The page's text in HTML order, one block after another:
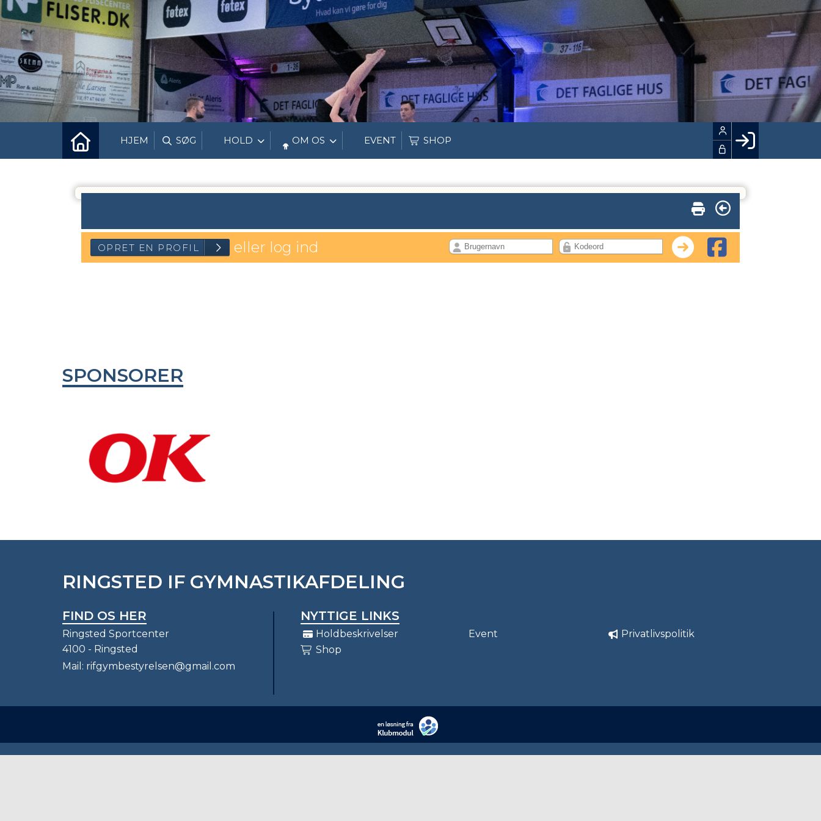
HJEM SØG HOLD OM OS EVENT SHOP
eller log ind
SPONSORER
RINGSTED IF GYMNASTIKAFDELING
FIND OS HER
Ringsted Sportcenter
4100 - Ringsted
Mail: rifgymbestyrelsen@gmail.com
NYTTIGE LINKS
Holdbeskrivelser Event
Privatlivspolitik
Shop